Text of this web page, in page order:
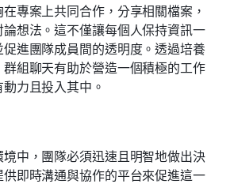
專案上共同合作，分享相關檔案，
想法。這不僅讓每個人保持資訊一
進團隊成員間的透明度。透過培養
組聊天有助於營造一個積極的工作
力且投入其中。
中，團隊必須迅速且明智地做出決
即時溝通與協作的平台來促進這一